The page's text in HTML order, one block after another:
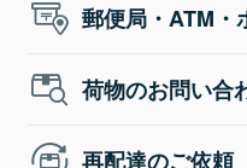
郵便局・ATM・
荷物のお問い合
再配達のご依頼